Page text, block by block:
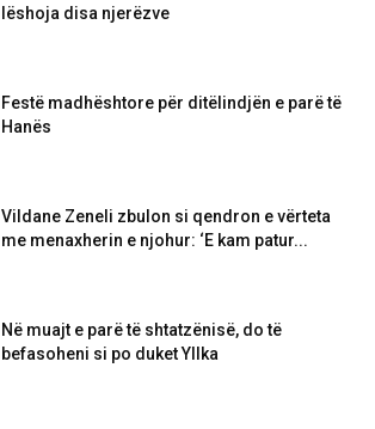
lëshoja disa njerëzve
Festë madhështore për ditëlindjën e parë të
Hanës
Vildane Zeneli zbulon si qendron e vërteta
me menaxherin e njohur: ‘E kam patur...
Në muajt e parë të shtatzënisë, do të
befasoheni si po duket Yllka